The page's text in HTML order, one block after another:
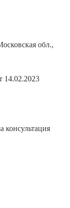
обл.,
14.02.2023
консультация